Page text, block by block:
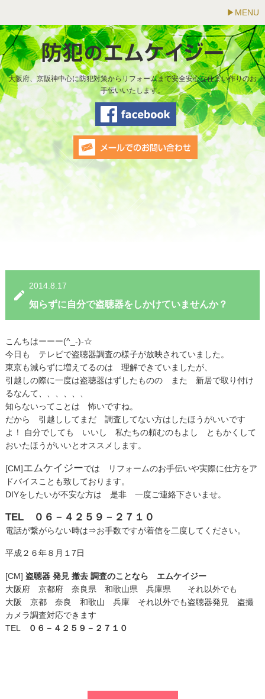
MENU
大阪府、京阪神中心に防犯対策からリフォームまで安全安心な住まい作りのお
手伝いいたします。
2014.8.17
知らずに自分で盗聴器をしかけていませんか？
こんちはーーー(^_-)-☆
今日も テレビで盗聴器調査の様子が放映されていました。
東京も減らずに増えてるのは 理解できていましたが、
引越しの際に一度は盗聴器はずしたものの また 新居で取り付け
るなんて、、、、、、
知らないってことは 怖いですね。
だから 引越ししてまだ 調査してない方はしたほうがいいです
よ！ 自分でしても いいし 私たちの頼むのもよし ともかくして
おいたほうがいいとオススメします。
[CM]エムケイジーでは リフォームのお手伝いや実際に仕方をア
ドバイスことも致しております。
DIYをしたいが不安な方は 是非 一度ご連絡下さいませ。
TEL ０６－４２５９－２７１０
電話が繋がらない時は⇒お手数ですが着信を二度してください。
平成２６年８月１7日
[CM] 盗聴器 発見 撤去 調査のことなら エムケイジー
大阪府 京都府 奈良県 和歌山県 兵庫県 それ以外でも
大阪 京都 奈良 和歌山 兵庫 それ以外でも盗聴器発見 盗撮
カメラ調査対応できます
TEL
０６－４２５９－２７１０